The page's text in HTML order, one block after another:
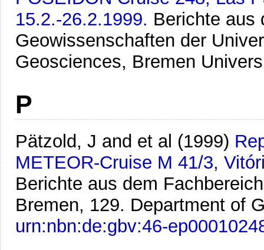
15.2.-26.2.1999. Berichte aus
Geowissenschaften der
Geosciences, Bremen
P
Pätzold, J and et al (1999)
METEOR-Cruise M 41/3,
Berichte aus dem
Bremen, 129. Department of
urn:nbn:de:gbv:46-